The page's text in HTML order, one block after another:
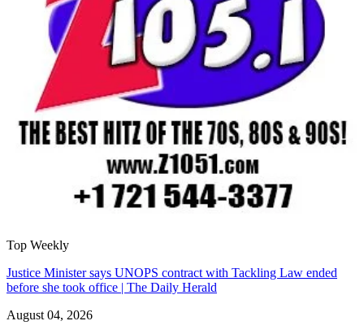
Top Weekly
Justice Minister says UNOPS contract with Tackling Law ended
before she took office | The Daily Herald
August 04, 2026